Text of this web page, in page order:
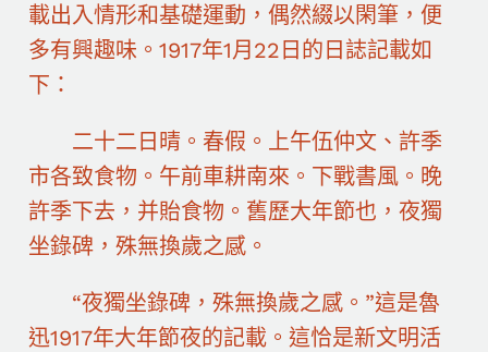
載出入情形和基礎運動，偶然綴以閑筆，便
多有興趣味。1917年1月22日的日誌記載如
下：
二十二日晴。春假。上午伍仲文、許季
市各致食物。午前車耕南來。下戰書風。晚
許季下去，并貽食物。舊歷大年節也，夜獨
坐錄碑，殊無換歲之感。
“夜獨坐錄碑，殊無換歲之感。”這是魯
迅1917年大年節夜的記載。這恰是新文明活